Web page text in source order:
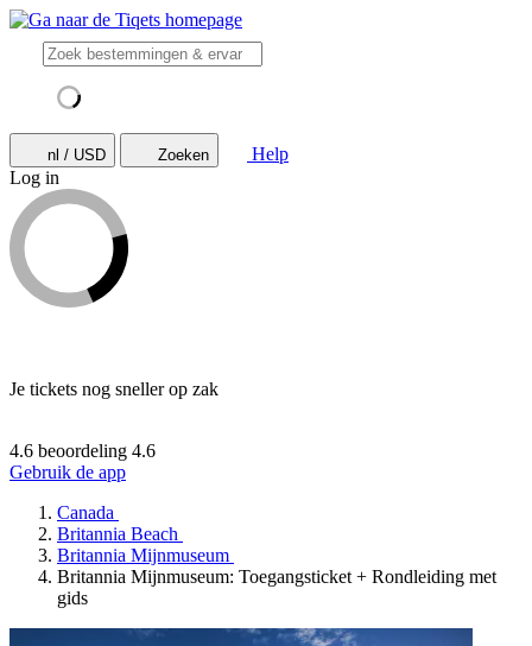
nl / USD Zoeken
Help
Log in
Je tickets nog sneller op zak
4.6 beoordeling 4.6
Gebruik de app
Canada
Britannia Beach
Britannia Mijnmuseum
Britannia Mijnmuseum: Toegangsticket + Rondleiding met
gids